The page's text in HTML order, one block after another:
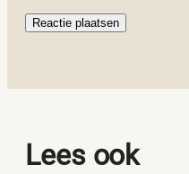
Lees ook